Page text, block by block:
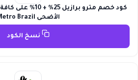
كود خصم مترو
الأضحى Metro Brazil
نسخ الكود